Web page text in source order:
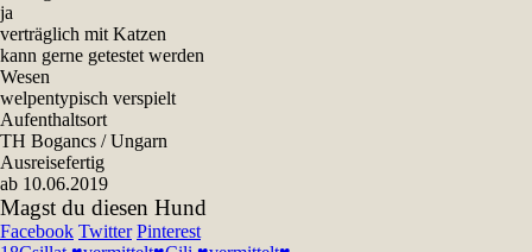
ja
verträglich mit Katzen
kann gerne getestet werden
Wesen
welpentypisch verspielt
Aufenthaltsort
TH Bogancs / Ungarn
Ausreisefertig
ab 10.06.2019
Magst du diesen Hund
Facebook Twitter Pinterest